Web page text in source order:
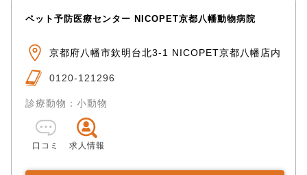
ペット予防医療センター NICOPET京都八幡動物病院
京都府八幡市欽明台北3-1 NICOPET京都八幡店内
0120-121296
診療動物：小動物
口コミ 求人情報